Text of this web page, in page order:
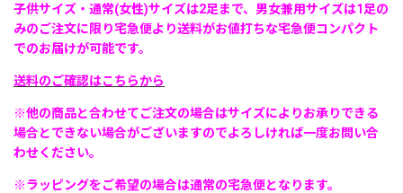
子供サイズ・通常(女性)サイズは2足まで、男女兼用サイズは1足の
みのご注文に限り宅急便より送料がお値打ちな宅急便コンパクト
でのお届けが可能です。
送料のご確認はこちらから
※他の商品と合わせてご注文の場合はサイズによりお承りできる
場合とできない場合がございますのでよろしければ一度お問い合
わせください。
※ラッピングをご希望の場合は通常の宅急便となります。